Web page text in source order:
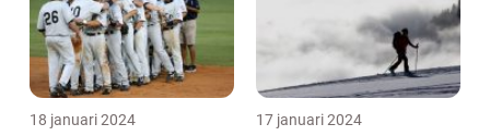
18 januari 2024 17 januari 2024